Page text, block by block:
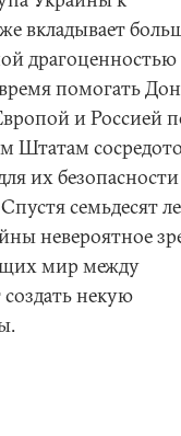
вкладывает
драгоценностью
помогать
и Россией
Штатам
их
семьдесят
невероятное
мир между
некую